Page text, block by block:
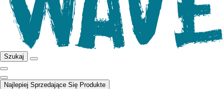
Szukaj
Najlepiej Sprzedające Się Produkte